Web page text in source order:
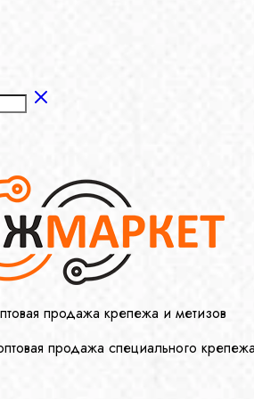
продажа крепежа и метизов
продажа специального